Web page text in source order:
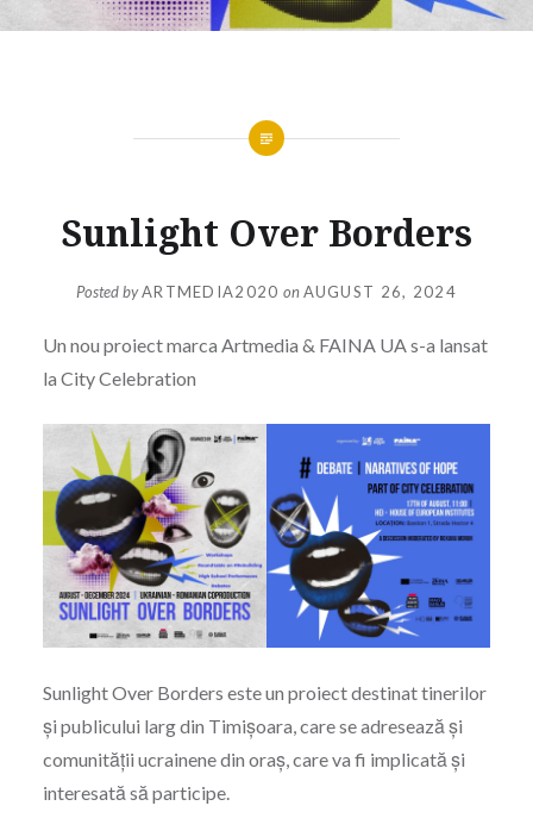
Sunlight Over Borders
Posted byARTMEDIA2020 on AUGUST 26, 2024
Un nou proiect marca Artmedia & FAINA UA s-a lansat
la City Celebration
Sunlight Over Borders este un proiect destinat tinerilor
și publicului larg din Timișoara, care se adresează și
comunității ucrainene din oraș, care va fi implicată și
interesată să participe.